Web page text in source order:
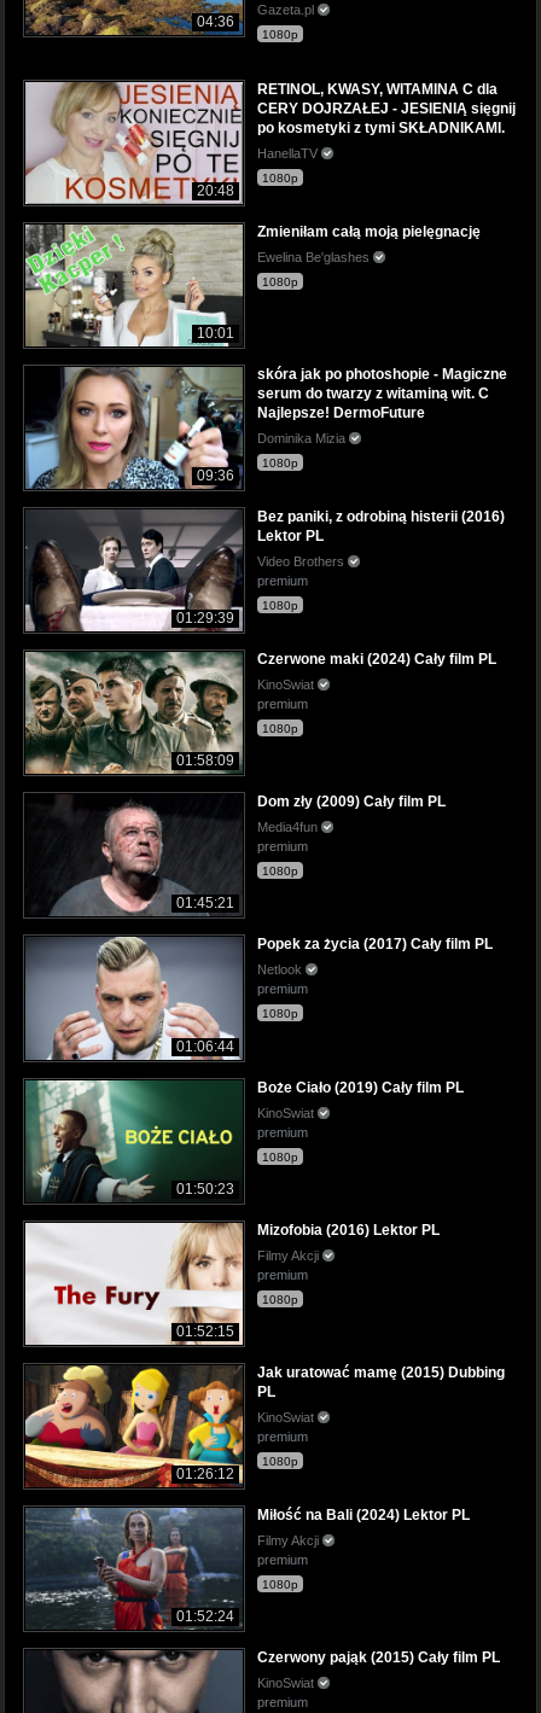
04:36
Gazeta.pl
1080p
20:48
RETINOL, KWASY, WITAMINA C dla
CERY DOJRZAŁEJ - JESIENIĄ sięgnij
po kosmetyki z tymi SKŁADNIKAMI.
HanellaTV
1080p
10:01
Zmieniłam całą moją pielęgnację
Ewelina Be'glashes
1080p
09:36
skóra jak po photoshopie - Magiczne
serum do twarzy z witaminą wit. C
Najlepsze! DermoFuture
Dominika Mizia
1080p
01:29:39
Bez paniki, z odrobiną histerii (2016)
Lektor PL
Video Brothers
premium
1080p
01:58:09
Czerwone maki (2024) Cały film PL
KinoSwiat
premium
1080p
01:45:21
Dom zły (2009) Cały film PL
Media4fun
premium
1080p
01:06:44
Popek za życia (2017) Cały film PL
Netlook
premium
1080p
01:50:23
Boże Ciało (2019) Cały film PL
KinoSwiat
premium
1080p
01:52:15
Mizofobia (2016) Lektor PL
Filmy Akcji
premium
1080p
01:26:12
Jak uratować mamę (2015) Dubbing
PL
KinoSwiat
premium
1080p
01:52:24
Miłość na Bali (2024) Lektor PL
Filmy Akcji
premium
1080p
Czerwony pająk (2015) Cały film PL
KinoSwiat
premium